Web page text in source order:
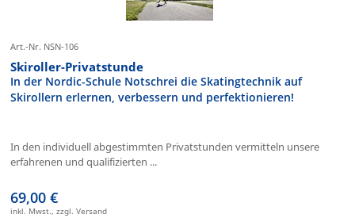
Art.-Nr. NSN-106
Skiroller-Privatstunde
In der Nordic-Schule Notschrei die Skatingtechnik auf
Skirollern erlernen, verbessern und perfektionieren!
In den individuell abgestimmten Privatstunden vermitteln unsere
erfahrenen und qualifizierten ...
69,00 €
inkl. Mwst., zzgl. Versand